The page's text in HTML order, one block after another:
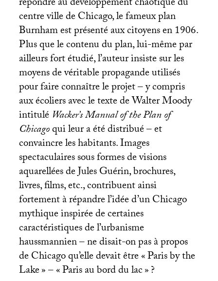
répondre au développement chaotique du
centre ville de Chicago, le fameux plan
Burnham est présenté aux citoyens en 1906.
Plus que le contenu du plan, lui-même par
ailleurs fort étudié, l’auteur insiste sur les
moyens de véritable propagande utilisés
pour faire connaître le projet – y compris
aux écoliers avec le texte de Walter Moody
intitulé Wacker’s Manual of the Plan of
Chicagoqui leur a été distribué – et
convaincre les habitants. Images
spectaculaires sous formes de visions
aquarellées de Jules Guérin, brochures,
livres, films, etc., contribuent ainsi
fortement à répandre l’idée d’un Chicago
mythique inspirée de certaines
caractéristiques de l’urbanisme
haussmannien – ne disait-on pas à propos
de Chicago qu’elle devait être «Paris by the
Lake» – «Paris au bord du lac»?